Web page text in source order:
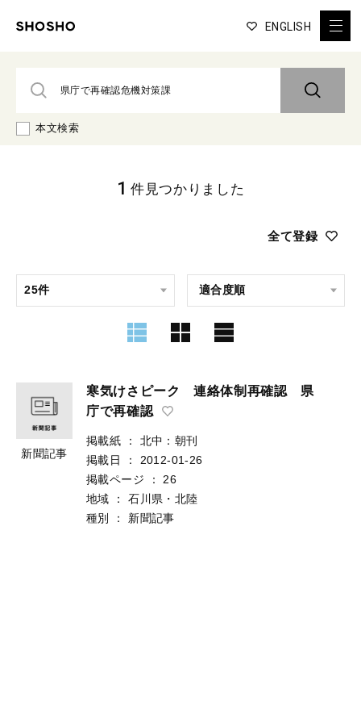
ENGLISH
本文検索
全て登録
1 件見つかりました
新聞記事
寒気けさピーク 連絡体制再確認 県
庁で再確認
掲載紙 ：
北中：朝刊
掲載日
：
2012-01-26
掲載ページ
：
26
地域
：
石川県・北陸
種別
： 新聞記事